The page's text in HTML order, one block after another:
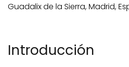
Introducción